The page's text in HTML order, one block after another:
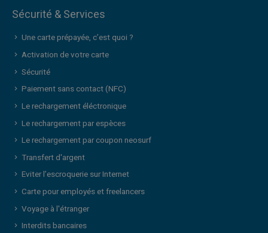
Sécurité & Services
Une carte prépayée, c’est quoi ?
Activation de votre carte
Sécurité
Paiement sans contact (NFC)
Le rechargement éléctronique
Le rechargement par espèces
Le rechargement par coupon neosurf
Transfert d'argent
Eviter l’escroquerie sur Internet
Carte pour employés et freelancers
Voyage à l'étranger
Interdits bancaires